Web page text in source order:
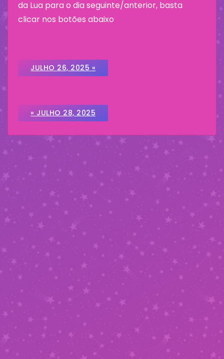
da Lua para o dia seguinte/anterior, basta
clicar nos botões abaixo
JULHO 26, 2025 «
» JULHO 28, 2025